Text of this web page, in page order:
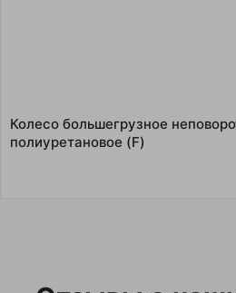
Колесо большегрузное
полиуретановое (F)